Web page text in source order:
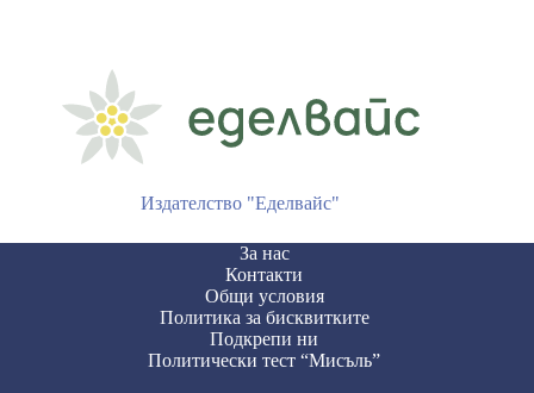
Издателство "Еделвайс"
За нас
Контакти
Общи условия
Политика за бисквитките
Подкрепи ни
Политически тест “Мисъль”